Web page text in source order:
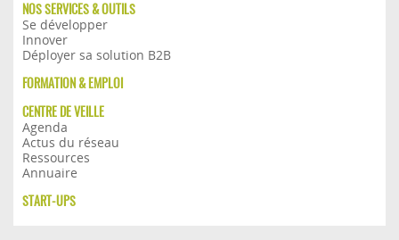
NOS SERVICES & OUTILS
Se développer
Innover
Déployer sa solution B2B
FORMATION & EMPLOI
CENTRE DE VEILLE
Agenda
Actus du réseau
Ressources
Annuaire
START-UPS